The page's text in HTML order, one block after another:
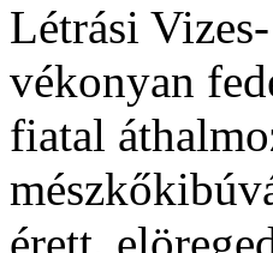
Létrási
vékonyan
fiatal